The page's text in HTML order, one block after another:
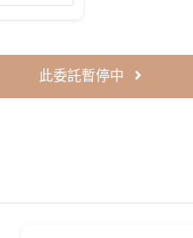
此委託暫停中